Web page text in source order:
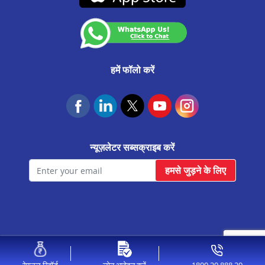
अलोट मे प्रॉपर्टी पर लोन
रेवा मे प्रॉपर्टी पर लोन
बड़नगर मे प्रॉपर्टी पर लोन
आगर मालवा मे प्रॉपर्टी पर लोन
सीहोर मे प्रॉपर्टी पर लोन
रतलाम मे प्रॉपर्टी पर लोन
पीथमपुर मे प्रॉपर्टी पर लोन
खरगोन मे प्रॉपर्टी पर लोन
खंडवा मे प्रॉपर्टी पर लोन
हमें फॉलो करें
न्यूज़लेटर सब्सक्राइब करें
हमसे जुड़ने के लिए
© 2026 Aavas Financiers Ltd, All Rights Reserved.